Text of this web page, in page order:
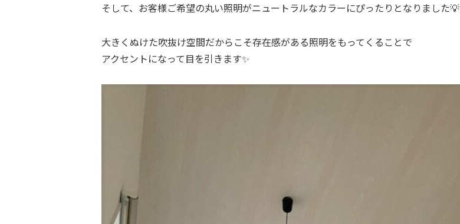
そして、お客様ご希望の丸い照明がニュートラルなカラーにぴったりとなりました💡
大きくぬけた吹抜け空間だからこそ存在感がある照明をもってくることで
アクセントになって目を引きます✨